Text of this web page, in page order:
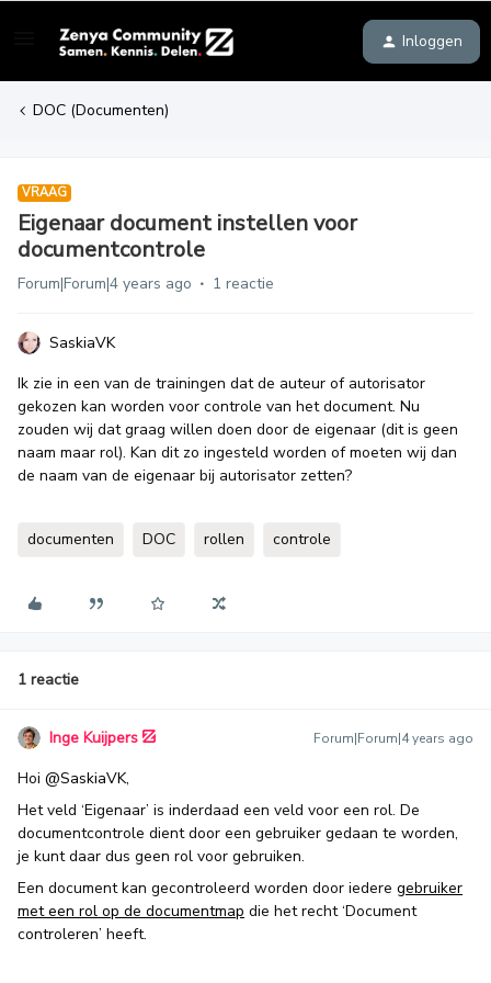
Inloggen
DOC (Documenten)
VRAAG
Eigenaar document instellen voor
documentcontrole
Forum|Forum|4 years ago 1 reactie
SaskiaVK
Ik zie in een van de trainingen dat de auteur of autorisator
gekozen kan worden voor controle van het document. Nu
zouden wij dat graag willen doen door de eigenaar (dit is geen
naam maar rol). Kan dit zo ingesteld worden of moeten wij dan
de naam van de eigenaar bij autorisator zetten?
documenten DOC rollen controle
1 reactie
Inge Kuijpers Forum|Forum|4 years ago
Hoi @SaskiaVK,
Het veld ‘Eigenaar’ is inderdaad een veld voor een rol. De
documentcontrole dient door een gebruiker gedaan te worden,
je kunt daar dus geen rol voor gebruiken.
Een document kan gecontroleerd worden door iedere gebruiker
met een rol op de documentmap die het recht ‘Document
controleren’ heeft.